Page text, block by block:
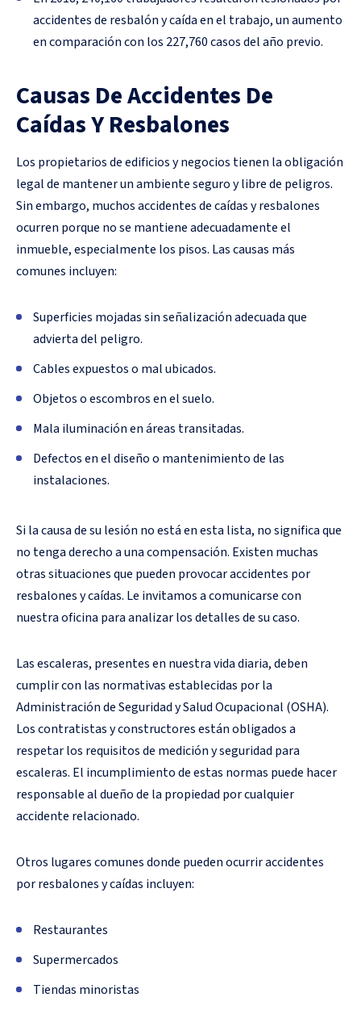
accidentes de resbalón y caída en el trabajo, un aumento
en comparación con los 227,760 casos del año previo.
Causas De Accidentes De
Caídas Y Resbalones
Los propietarios de edificios y negocios tienen la obligación
legal de mantener un ambiente seguro y libre de peligros.
Sin embargo, muchos accidentes de caídas y resbalones
ocurren porque no se mantiene adecuadamente el
inmueble, especialmente los pisos. Las causas más
comunes incluyen:
Superficies mojadas sin señalización adecuada que
advierta del peligro.
Cables expuestos o mal ubicados.
Objetos o escombros en el suelo.
Mala iluminación en áreas transitadas.
Defectos en el diseño o mantenimiento de las
instalaciones.
Si la causa de su lesión no está en esta lista, no significa que
no tenga derecho a una compensación. Existen muchas
otras situaciones que pueden provocar accidentes por
resbalones y caídas. Le invitamos a comunicarse con
nuestra oficina para analizar los detalles de su caso.
Las escaleras, presentes en nuestra vida diaria, deben
cumplir con las normativas establecidas por la
Administración de Seguridad y Salud Ocupacional (OSHA).
Los contratistas y constructores están obligados a
respetar los requisitos de medición y seguridad para
escaleras. El incumplimiento de estas normas puede hacer
responsable al dueño de la propiedad por cualquier
accidente relacionado.
Otros lugares comunes donde pueden ocurrir accidentes
por resbalones y caídas incluyen:
Restaurantes
Supermercados
Tiendas minoristas